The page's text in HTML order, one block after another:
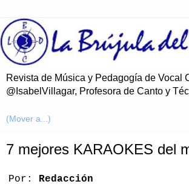
Revista de Música y Pedagogía de Vocal
@IsabelVillagar, Profesora de Canto y
7 mejores KARAOKES del
Por: Redacción